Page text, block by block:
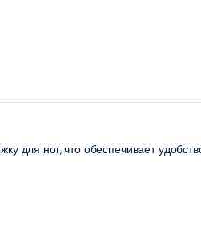
для ног, что обеспечивает